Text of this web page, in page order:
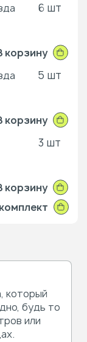
6 шт
корзину
5 шт
корзину
3 шт
корзину
который
будь то
или